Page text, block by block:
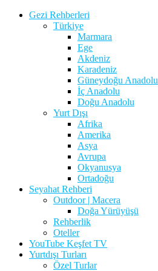
Gezi Rehberleri
Türkiye
Marmara
Ege
Akdeniz
Karadeniz
Güneydoğu Anadolu
İç Anadolu
Doğu Anadolu
Yurt Dışı
Afrika
Amerika
Asya
Avrupa
Okyanusya
Ortadoğu
Seyahat Rehberi
Outdoor | Macera
Doğa Yürüyüşü
Rehberlik
Oteller
YouTube Keşfet TV
Yurtdışı Turları
Özel Turlar